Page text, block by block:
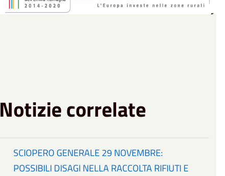
Notizie correlate
SCIOPERO GENERALE 29 NOVEMBRE:
POSSIBILI DISAGI NELLA RACCOLTA RIFIUTI E